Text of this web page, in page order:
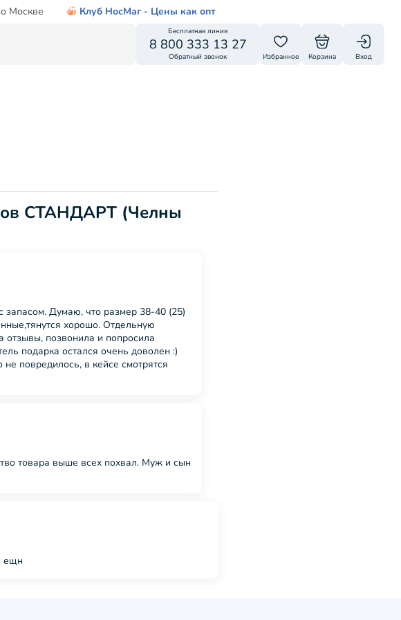
Москве Клуб НосМаг - Цены как опт
Бесплатная линия
8 800 333 13 27
Обратный звонок Избранное Корзина Вход
СТАНДАРТ (Челны
Думаю, что размер 38-40 (25)
хорошо. Отдельную
отзывы, позвонила и попросила
подарка остался очень доволен :)
повредилось, в кейсе смотрятся
товара выше всех похвал. Муж и сын
ещн